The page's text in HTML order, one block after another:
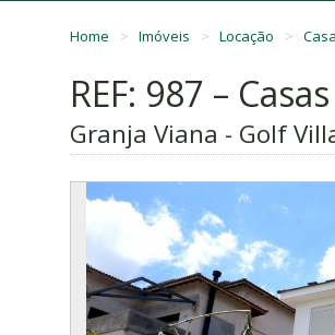
Home Imóveis Locação
REF: 987 – Casas
Granja Viana - Golf